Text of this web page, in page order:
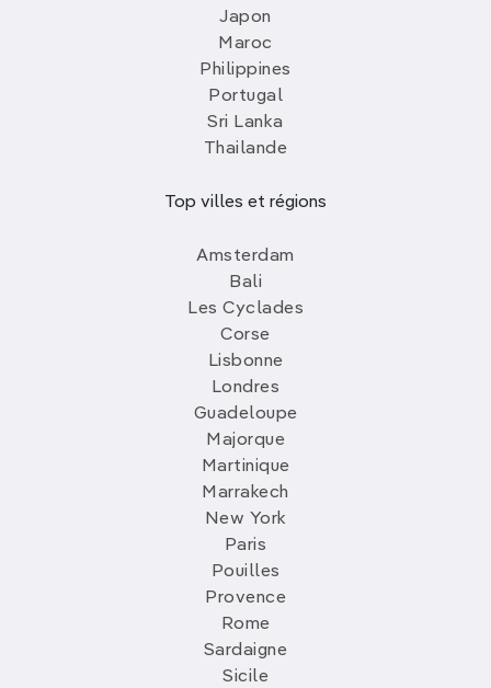
Japon
Maroc
Philippines
Portugal
Sri Lanka
Thailande
Top villes et régions
Amsterdam
Bali
Les Cyclades
Corse
Lisbonne
Londres
Guadeloupe
Majorque
Martinique
Marrakech
New York
Paris
Pouilles
Provence
Rome
Sardaigne
Sicile